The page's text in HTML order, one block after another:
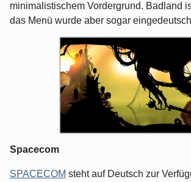
minimalistischem Vordergrund. Badland
das Menü wurde aber sogar
Spacecom
SPACECOM steht auf Deutsch zur